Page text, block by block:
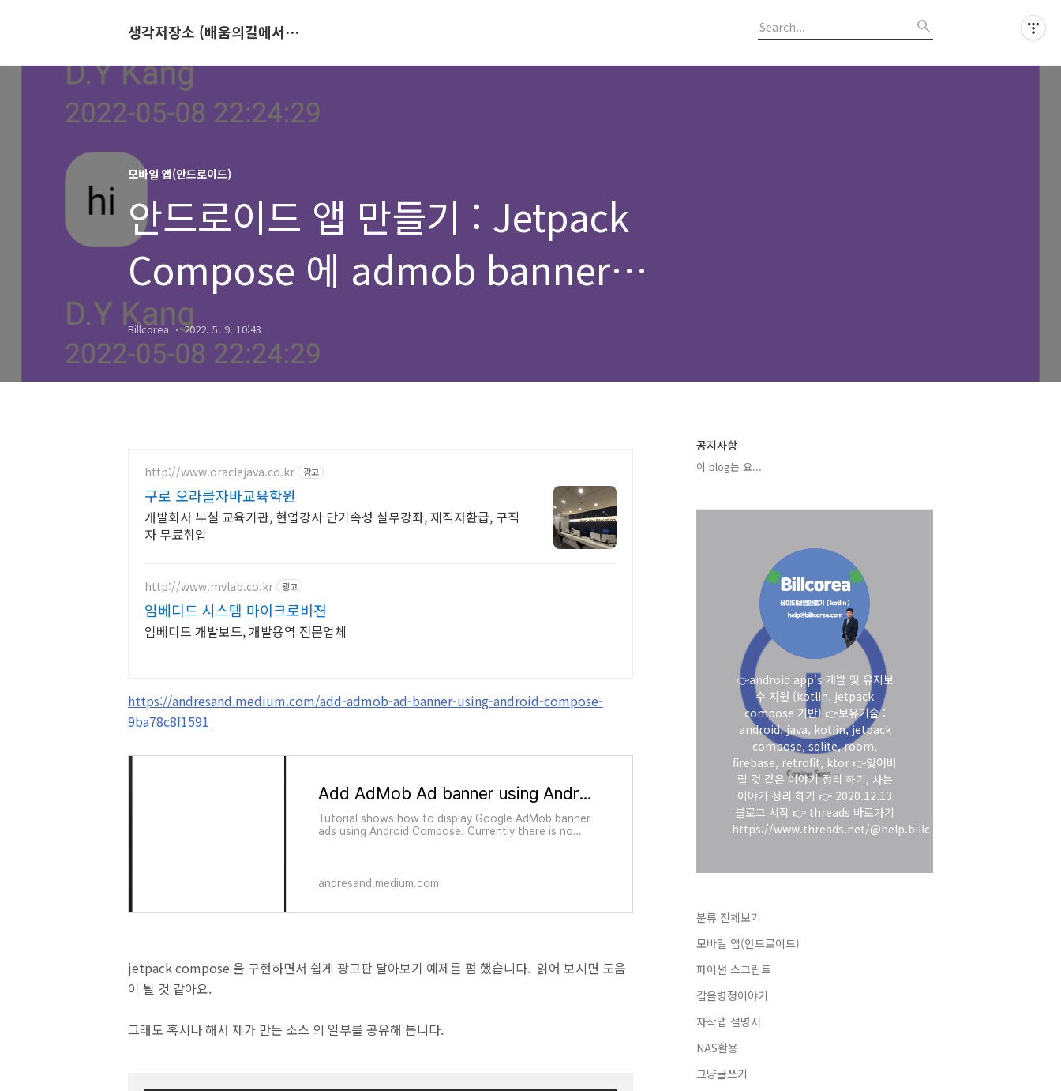
생각저장소 (배움의길에서 만나는 이야기)
모바일 앱(안드로이드)
안드로이드 앱 만들기 : Jetpack
Compose 에 admob banner
달아보기 (feat 인터넷 펌)
Billcorea 2022. 5. 9. 10:43
http://www.oraclejava.co.kr 광고
구로 오라클자바교육학원
개발회사 부설 교육기관, 현업강사 단기속성 실무강좌, 재직자환급, 구직
자 무료취업
http://www.mvlab.co.kr 광고
임베디드 시스템 마이크로비젼
임베디드 개발보드, 개발용역 전문업체
https://andresand.medium.com/add-admob-ad-banner-using-android-compose-
9ba78c8f1591
Add AdMob Ad banner using Android Compose
Tutorial shows how to display Google AdMob banner
ads using Android Compose. Currently there is no
andresand.medium.com
jetpack compose 을 구현하면서 쉽게 광고판 달아보기 예제를 펌 했습니다. 읽어 보시면 도움
이 될 것 같아요.
그래도 혹시나 해서 제가 만든 소스 의 일부를 공유해 봅니다.
공지사항
이 blog는 요...
👉android app's 개발 및 유지보
수 지원 (kotlin, jetpack
compose 기반) 👉보유기술 :
android, java, kotlin, jetpack
compose, sqlite, room,
firebase, retrofit, ktor 👉잊어버
릴 것 같은 이야기 정리 하기, 사는
이야기 정리 하기 👉 2020.12.13
블로그 시작 👉 threads 바로가기
https://www.threads.net/@help.billc
분류 전체보기
모바일 앱(안드로이드)
파이썬 스크립트
갑을병정이야기
자작앱 설명서
NAS활용
그냥글쓰기